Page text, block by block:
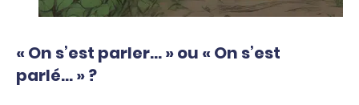
« On s’est parler… » ou « On s’est
parlé… » ?